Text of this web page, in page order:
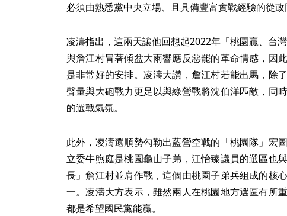
必須由熟悉黨中央立場、且具備豐富實戰經驗的從政
凌濤指出，這兩天讓他回想起2022年「桃園贏、台
與詹江村冒著傾盆大雨響應反惡罷的革命情感，因
是非常好的安排。凌濤大讚，詹江村若能出馬，除
聲量與大砲戰力更足以與綠營戰將沈伯洋匹敵，同
的選戰氣氛。
此外，凌濤還順勢勾勒出藍營空戰的「桃園隊」宏
立委牛煦庭是桃園龜山子弟，江怡臻議員的選區也
長」詹江村並肩作戰，這個由桃園子弟兵組成的核
一。凌濤大方表示，雖然兩人在桃園地方選區有所
都是希望國民黨能贏。